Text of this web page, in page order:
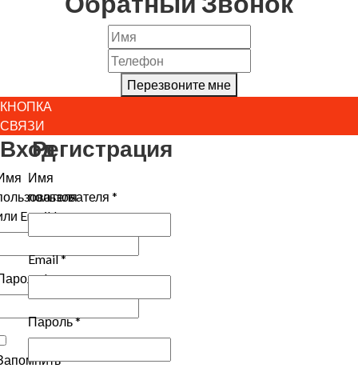
Перезвоните мне
КНОПКА
СВЯЗИ
Вход
Email*
*
Регистрация
Имя
пользователя *
Email*
Пароль*